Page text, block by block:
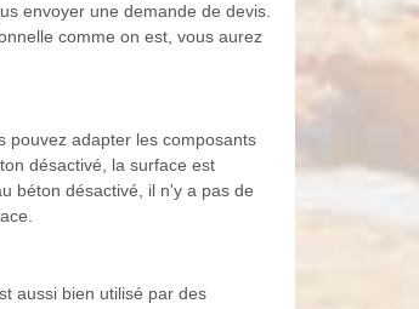
envoyer une demande de devis.
comme on est, vous aurez
pouvez adapter les composants
désactivé, la surface est
béton désactivé, il n'y a pas de
aussi bien utilisé par des